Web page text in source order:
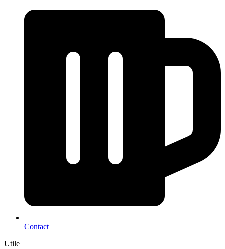
Contact
Utile